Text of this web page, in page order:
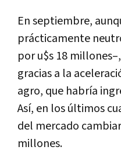
En septiembre,
prácticamente
por u$s 18
gracias a la
agro, que habría
Así, en los últimos
del mercado
millones.